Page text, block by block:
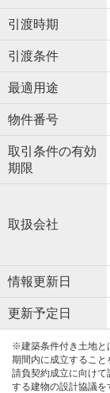
引渡時期
引渡条件
最適用途
物件番号
取引条件の有効
期限
取扱会社
情報更新日
更新予定日
※建築条件付き土地と
期間内に成立するこ
請負契約成立に向け
する建物の設計協議を